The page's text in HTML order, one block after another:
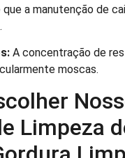
a manutenção de
A concentração de
moscas.
Limpeza